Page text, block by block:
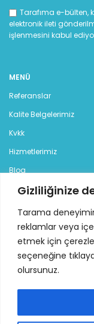
Gizliliğinize
Tarama
reklamlar veya
etmek için
seçeneğine
olursunuz.
Tarafıma e-bülten,
elektronik ileti
işlenmesini kabul
MENÜ
Referanslar
Kalite Belgelerimiz
Kvkk
Hizmetlerimiz
Blog
İletişim
Jeneratör
Dizel Jeneratör
Benzinli Jeneratör
Kiralık Jeneratör